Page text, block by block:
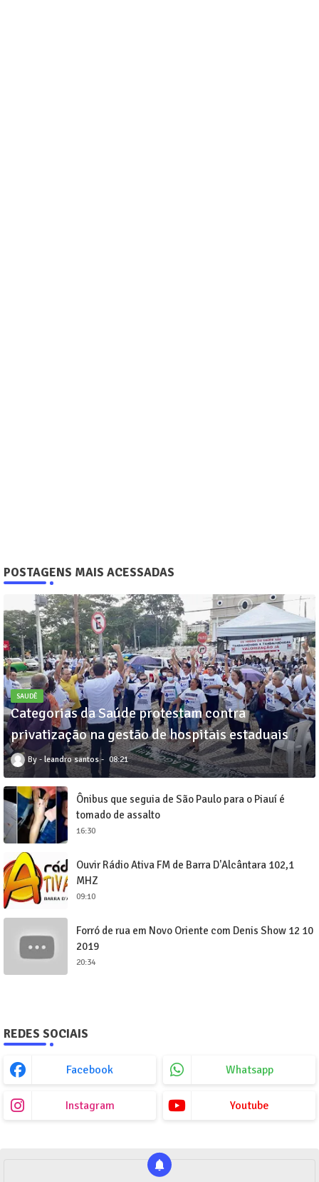
POSTAGENS MAIS ACESSADAS
SAUDÊ
Categorias da Saúde protestam contra
privatização na gestão de hospitais estaduais
leandro santos 08:21
Ônibus que seguia de São Paulo para o Piauí é
tomado de assalto
16:30
Ouvir Rádio Ativa FM de Barra D'Alcântara 102,1
MHZ
09:10
Forró de rua em Novo Oriente com Denis Show 12 10
2019
20:34
REDES SOCIAIS
Facebook Whatsapp
Instagram Youtube